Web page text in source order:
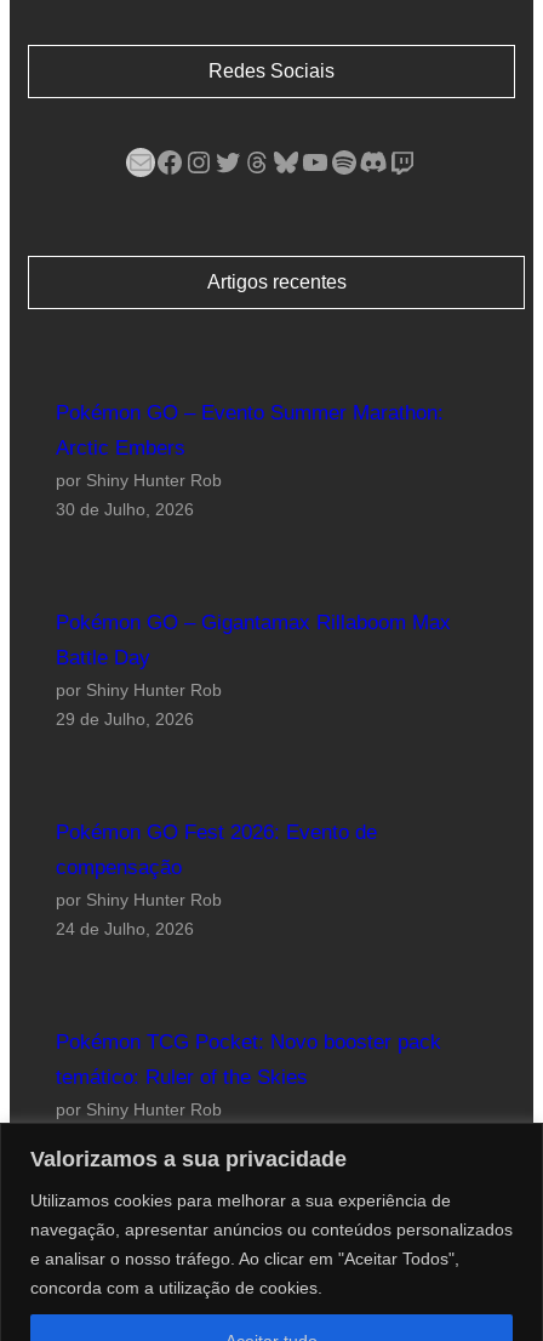
Valorizamos a sua privacidade
Utilizamos cookies para melhorar a sua experiência de
navegação, apresentar anúncios ou conteúdos personalizados
e analisar o nosso tráfego. Ao clicar em "Aceitar Todos",
concorda com a utilização de cookies.
Redes Sociais
Mail Facebook Instagram Twitter Threads Bluesky YouTube Spotify Discord Twitch
Artigos recentes
Pokémon GO – Evento Summer Marathon:
Arctic Embers
por Shiny Hunter Rob
30 de Julho, 2026
Pokémon GO – Gigantamax Rillaboom Max
Battle Day
por Shiny Hunter Rob
29 de Julho, 2026
Pokémon GO Fest 2026: Evento de
compensação
por Shiny Hunter Rob
24 de Julho, 2026
Pokémon TCG Pocket: Novo booster pack
temático: Ruler of the Skies
por Shiny Hunter Rob
Website desenhado por Roberto Coutinho